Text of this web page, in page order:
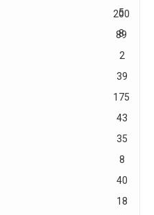
5
200
8
89
2
39
175
43
35
8
40
18